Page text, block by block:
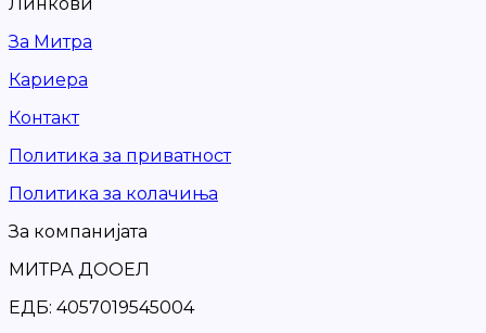
За Митра
Кариера
Контакт
Политика за приватност
Политика за колачиња
За компанијата
МИТРА ДООЕЛ
ЕДБ: 4057019545004